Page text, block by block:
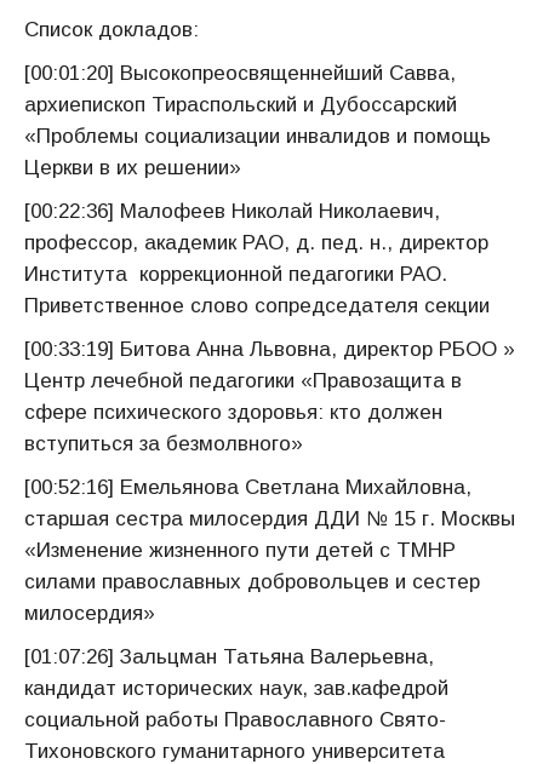
Список докладов:
[00:01:20] Высокопреосвященнейший Савва,
архиепископ Тираспольский и Дубоссарский
«Проблемы социализации инвалидов и помощь
Церкви в их решении»
[00:22:36] Малофеев Николай Николаевич,
профессор, академик РАО, д. пед. н., директор
Института коррекционной педагогики РАО.
Приветственное слово сопредседателя секции
[00:33:19] Битова Анна Львовна, директор РБОО »
Центр лечебной педагогики «Правозащита в
сфере психического здоровья: кто должен
вступиться за безмолвного»
[00:52:16] Емельянова Светлана Михайловна,
старшая сестра милосердия ДДИ № 15 г. Москвы
«Изменение жизненного пути детей с ТМНР
силами православных добровольцев и сестер
милосердия»
[01:07:26] Зальцман Татьяна Валерьевна,
кандидат исторических наук, зав.кафедрой
социальной работы Православного Свято-
Тихоновского гуманитарного университета